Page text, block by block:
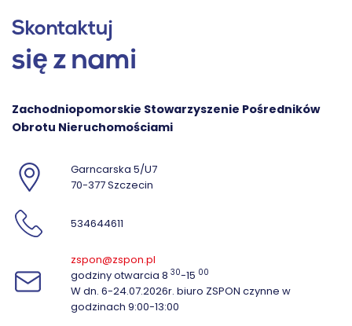
Skontaktuj
się z nami
Zachodniopomorskie Stowarzyszenie Pośredników
Obrotu Nieruchomościami
Garncarska 5/U7
70-377 Szczecin
534644611
zspon@zspon.pl
godziny otwarcia 8 30-15 00
W dn. 6-24.07.2026r. biuro ZSPON czynne w
godzinach 9:00-13:00